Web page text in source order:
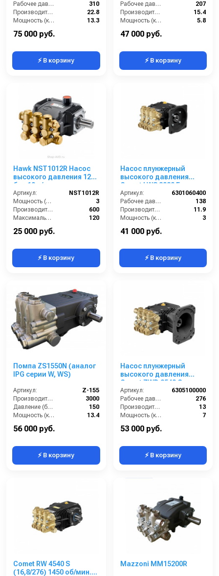
Рабочее давление (бар):
310
Производительность (л/мин):
22.8
Мощность (кВт):
13.3
Обороты двигателя (об/мин):
75 000 руб.
⚡ В корзину
Рабочее давление (бар):
207
Производительность (л/мин):
15.4
Мощность (кВт):
5.8
Обороты двигателя (об/мин):
47 000 руб.
⚡ В корзину
Hawk NST1012R Насос
высокого давления 120
бар 10 л/мин
Артикул:
NST1012R
Мощность (л/с):
3
Производительность (л/ч):
600
Максимальное давление воды (бар):
120
Объём заливаемого масла (л):
25 000 руб.
⚡ В корзину
Насос плунжерный
высокого давления
Comet LWS 3020 E
(11,9/138) 1750 об/мин ø
5/8” п.в.
Артикул:
6301060400
Рабочее давление (бар):
138
Производительность (л/мин):
11.9
Мощность (кВт):
3
Обороты двигателя (об/мин):
41 000 руб.
⚡ В корзину
Помпа ZS1550N (аналог
IPG серии W, WS)
Артикул:
Z-155
Производительность (л/ч):
3000
Давление (бар):
150
Мощность (кВт):
13.4
Обороты двигателя (об/мин):
56 000 руб.
⚡ В корзину
Насос плунжерный
высокого давления
Comet ZWD 3540 G
(13/276) 3400 об/мин.Ø
1”п.в.
Артикул:
6305100000
Рабочее давление (бар):
276
Производительность (л/мин):
13
Мощность (кВт):
7
Обороты двигателя (об/мин):
53 000 руб.
⚡ В корзину
Comet RW 4540 S
(16,8/276) 1450 об/мин.
Mazzoni MM15200R